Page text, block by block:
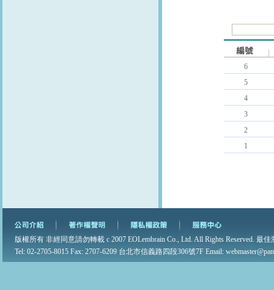
6
5
4
3
2
1
版權所有 非經同意請勿轉載 c 2007 EOLembrain Co., Ltd. All Rights Reserved. 最佳
Tel: 02-2705-8015 Fax: 2707-6209 台北市信義路四段306號7F Email: